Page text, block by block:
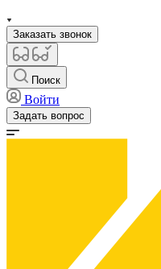
Заказать звонок
Поиск
Войти
Задать вопрос